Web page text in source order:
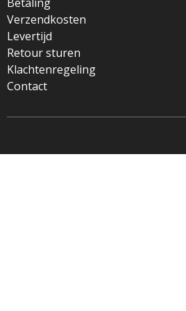
Betaling
Verzendkosten
Levertijd
Retour sturen
Klachtenregeling
Contact